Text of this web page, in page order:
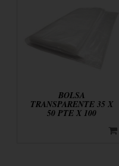
BOLSA
TRANSPARENTE 35 X
50 PTE X 100